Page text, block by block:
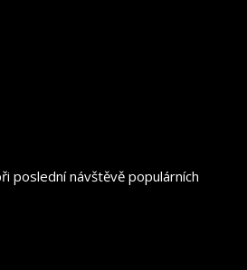
poslední návštěvě populárních